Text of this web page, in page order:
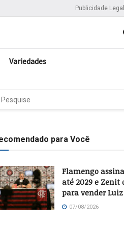
Publicidade Legal
Variedades
para Você
Flamengo
até 2029 e Zenit
para vender
07/08/2026